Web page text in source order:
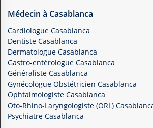
Médecin à Casablanca
Cardiologue Casablanca
Dentiste Casablanca
Dermatologue Casablanca
Gastro-entérologue Casablanca
Généraliste Casablanca
Gynécologue Obstétricien Casablanca
Ophtalmologiste Casablanca
Oto-Rhino-Laryngologiste (ORL)
Psychiatre Casablanca